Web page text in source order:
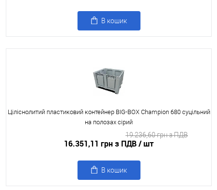
В кошик
Ціліснолитий пластиковий контейнер BIG-BOX Champion 680 суцільний
на полозах сірий
16.351,11 грн з ПДВ/ шт
19.236,60 грн з ПДВ
В кошик